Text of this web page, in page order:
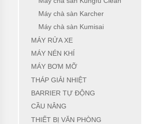
Máy chà sàn Karcher
Máy chà sàn Kumisai
MÁY RỬA XE
MÁY NÉN KHÍ
MÁY BƠM MỠ
THÁP GIẢI NHIỆT
BARRIER TỰ ĐỘNG
CẦU NÂNG
THIẾT BỊ VĂN PHÒNG